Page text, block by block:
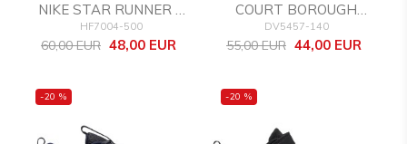
NIKE STAR RUNNER 5
(GS)
HF7004-500
Bazinė
60,00 EUR Kaina
48,00 EUR
COURT BOROUGH
LOW RECRAFT (PS)
DV5457-140
Bazinė
55,00 EUR Kaina
44,00 EUR
-20 % -20 %